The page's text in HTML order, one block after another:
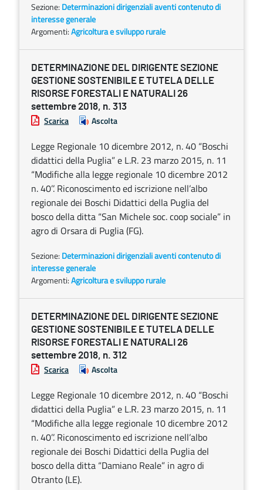
Sezione: Determinazioni dirigenziali aventi contenuto di
interesse generale
Argomenti:Agricoltura e sviluppo rurale
DETERMINAZIONE DEL DIRIGENTE SEZIONE
GESTIONE SOSTENIBILE E TUTELA DELLE
RISORSE FORESTALI E NATURALI 26
settembre 2018, n. 313
Scarica Ascolta
Legge Regionale 10 dicembre 2012, n. 40 “Boschi
didattici della Puglia” e L.R. 23 marzo 2015, n. 11
“Modifiche alla legge regionale 10 dicembre 2012
n. 40’’. Riconoscimento ed iscrizione nell’albo
regionale dei Boschi Didattici della Puglia del
bosco della ditta “San Michele soc. coop sociale” in
agro di Orsara di Puglia (FG).
Sezione: Determinazioni dirigenziali aventi contenuto di
interesse generale
Argomenti:Agricoltura e sviluppo rurale
DETERMINAZIONE DEL DIRIGENTE SEZIONE
GESTIONE SOSTENIBILE E TUTELA DELLE
RISORSE FORESTALI E NATURALI 26
settembre 2018, n. 312
Scarica Ascolta
Legge Regionale 10 dicembre 2012, n. 40 “Boschi
didattici della Puglia” e L.R. 23 marzo 2015, n. 11
“Modifiche alla legge regionale 10 dicembre 2012
n. 40’’. Riconoscimento ed iscrizione nell’albo
regionale dei Boschi Didattici della Puglia del
bosco della ditta “Damiano Reale” in agro di
Otranto (LE).